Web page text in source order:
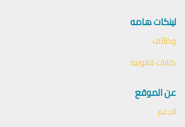
لينكات هامه
وظائف
كتابات قانونيه
عن الموقع
الدعم